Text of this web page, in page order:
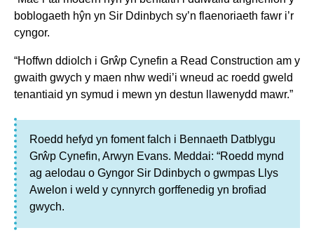
boblogaeth hŷn yn Sir Ddinbych sy’n flaenoriaeth fawr i’r
cyngor.
“Hoffwn ddiolch i Grŵp Cynefin a Read Construction am y
gwaith gwych y maen nhw wedi’i wneud ac roedd gweld
tenantiaid yn symud i mewn yn destun llawenydd mawr.”
Roedd hefyd yn foment falch i Bennaeth Datblygu
Grŵp Cynefin, Arwyn Evans. Meddai: “Roedd mynd
ag aelodau o Gyngor Sir Ddinbych o gwmpas Llys
Awelon i weld y cynnyrch gorffenedig yn brofiad
gwych.